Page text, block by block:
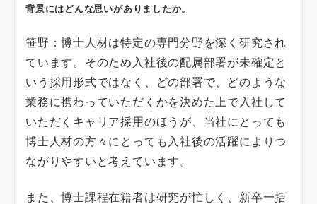
背景にはどんな思いがありましたか。
笹野：博士人材は特定の専門分野を深く研究され
ています。そのため入社後の配属部署が未確定と
いう採用形式ではなく、どの部署で、どのような
業務に携わっていただくかを決めた上で入社して
いただくキャリア採用のほうが、当社にとっても
博士人材の方々にとっても入社後の活躍によりつ
ながりやすいと考えています。
また、博士課程在籍者は研究が忙しく、新卒一括